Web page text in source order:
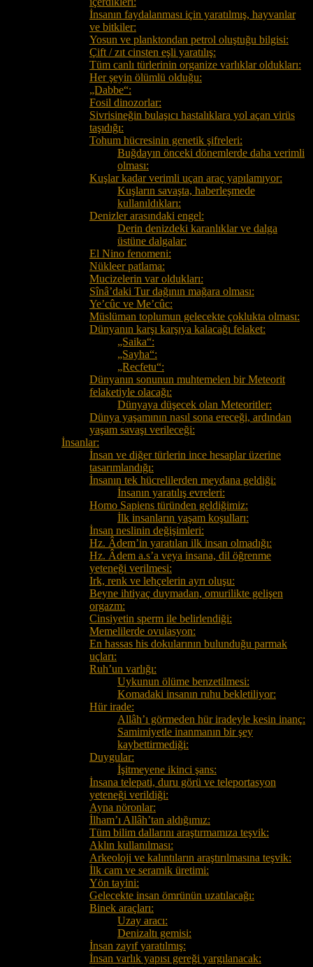
İnsanın faydalanması için yaratılmış, hayvanlar
ve bitkiler:
Yosun ve planktondan petrol oluştuğu bilgisi:
Çift / zıt cinsten eşli yaratılış:
Tüm canlı türlerinin organize varlıklar oldukları:
Her şeyin ölümlü olduğu:
„Dabbe“:
Fosil dinozorlar:
Sivrisineğin bulaşıcı hastalıklara yol açan virüs
taşıdığı:
Tohum hücresinin genetik şifreleri:
Buğdayın önceki dönemlerde daha verimli
olması:
Kuşlar kadar verimli uçan araç yapılamıyor:
Kuşların savaşta, haberleşmede
kullanıldıkları:
Denizler arasındaki engel:
Derin denizdeki karanlıklar ve dalga
üstüne dalgalar:
El Nino fenomeni:
Nükleer patlama:
Mucizelerin var oldukları:
Sînâ’daki Tur dağının mağara olması:
Ye’cûc ve Me’cûc:
Müslüman toplumun gelecekte çoklukta olması:
Dünyanın karşı karşıya kalacağı felaket:
„Saika“:
„Sayha“:
„Recfetu“:
Dünyanın sonunun muhtemelen bir Meteorit
felaketiyle olacağı:
Dünyaya düşecek olan Meteoritler:
Dünya yaşamının nasıl sona ereceği, ardından
yaşam savaşı verileceği:
İnsanlar:
İnsan ve diğer türlerin ince hesaplar üzerine
tasarımlandığı:
İnsanın tek hücrelilerden meydana geldiği:
İnsanın yaratılış evreleri:
Homo Sapiens türünden geldiğimiz:
İlk insanların yaşam koşulları:
İnsan neslinin değişimleri:
Hz. Âdem’in yaratılan ilk insan olmadığı:
Hz. Âdem a.s’a veya insana, dil öğrenme
yeteneği verilmesi:
Irk, renk ve lehçelerin ayrı oluşu:
Beyne ihtiyaç duymadan, omurilikte gelişen
orgazm:
Cinsiyetin sperm ile belirlendiği:
Memelilerde ovulasyon:
En hassas his dokularının bulunduğu parmak
uçları:
Ruh’un varlığı:
Uykunun ölüme benzetilmesi:
Komadaki insanın ruhu bekletiliyor:
Hür irade:
Allâh’ı görmeden hür iradeyle kesin inanç:
Samimiyetle inanmanın bir şey
kaybettirmediği:
Duygular:
İşitmeyene ikinci şans:
İnsana telepati, duru görü ve teleportasyon
yeteneği verildiği:
Ayna nöronlar:
İlham’ı Allâh’tan aldığımız:
Tüm bilim dallarını araştırmamıza teşvik:
Aklın kullanılması:
Arkeoloji ve kalıntıların araştırılmasına teşvik:
İlk cam ve seramik üretimi:
Yön tayini:
Gelecekte insan ömrünün uzatılacağı:
Binek araçları:
Uzay aracı:
Denizaltı gemisi:
İnsan zayıf yaratılmış:
İnsan varlık yapısı gereği yargılanacak: